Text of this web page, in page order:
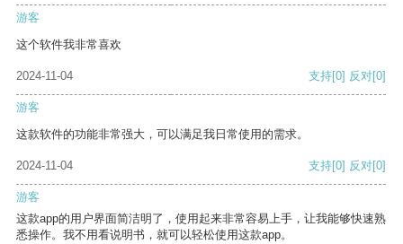
游客
这个软件我非常喜欢
2024-11-04 支持[0] 反对[0]
游客
这款软件的功能非常强大，可以满足我日常使用的需求。
2024-11-04 支持[0] 反对[0]
游客
这款app的用户界面简洁明了，使用起来非常容易上手，让我能够快速熟
悉操作。我不用看说明书，就可以轻松使用这款app。